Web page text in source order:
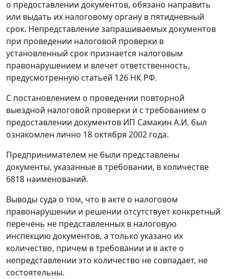
о предоставлении документов, обязано направить
или выдать их налоговому органу в пятидневный
срок. Непредставление запрашиваемых документов
при проведении налоговой проверки в
установленный срок признается налоговым
правонарушением и влечет ответственность,
предусмотренную статьей 126 НК РФ.
С постановлением о проведении повторной
выездной налоговой проверки и с требованием о
предоставлении документов ИП Самакин А.И. был
ознакомлен лично 18 октября 2002 года.
Предпринимателем не были представлены
документы, указанные в требовании, в количестве
6818 наименований.
Выводы суда о том, что в акте о налоговом
правонарушении и решении отсутствует конкретный
перечень не представленных в налоговую
инспекцию документов, а только указано их
количество, причем в требовании и в акте о
непредставлении это количество не совпадает, не
состоятельны.